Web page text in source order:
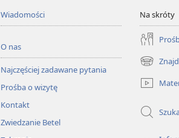
Wiadomości
O nas
Najczęściej zadawane pytania
Prośba o wizytę
Kontakt
Zwiedzanie Betel
Na skróty
(opens
new
window)